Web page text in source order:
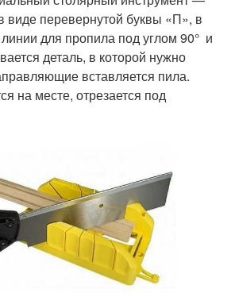
виде перевернутой буквы «П», в
для пропила под углом 90° и
деталь, в которой нужно
вставляется пила.
на месте, отрезается под